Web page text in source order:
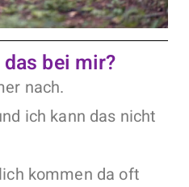
bei mir?
nach.
ich kann das nicht
kommen da oft